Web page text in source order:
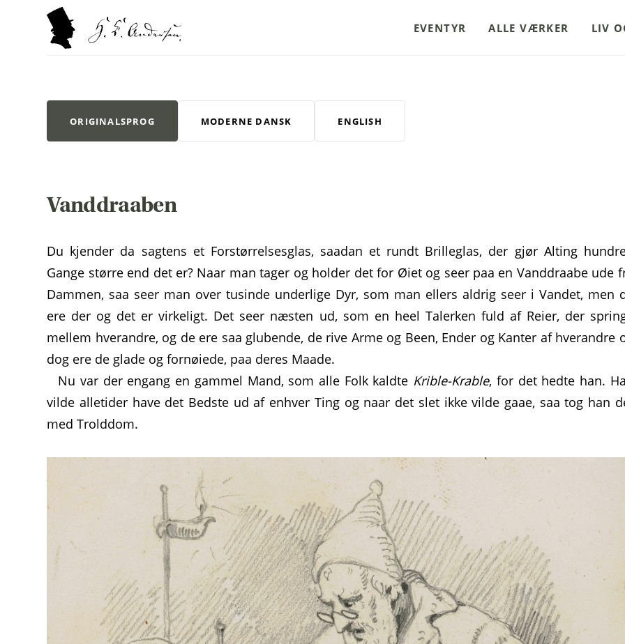
EVENTYR ALLE VÆRKER LIV
ORIGINALSPROG MODERNE DANSK ENGLISH
Vanddraaben
Du kjender da sagtens et Forstørrelsesglas, saadan et rundt Brilleglas, der gjør Alting
Gange større end det er? Naar man tager og holder det for Øiet og seer paa en Vanddraabe ude
Dammen, saa seer man over tusinde underlige Dyr, som man ellers aldrig seer i Vandet, men
ere der og det er virkeligt. Det seer næsten ud, som en heel Talerken fuld af Reier, der
mellem hverandre, og de ere saa glubende, de rive Arme og Been, Ender og Kanter af hverandre
dog ere de glade og fornøiede, paa deres Maade.
Nu var der engang en gammel Mand, som alle Folk kaldte Krible-Krable, for det hedte han.
vilde alletider have det Bedste ud af enhver Ting og naar det slet ikke vilde gaae, saa tog han
med Trolddom.